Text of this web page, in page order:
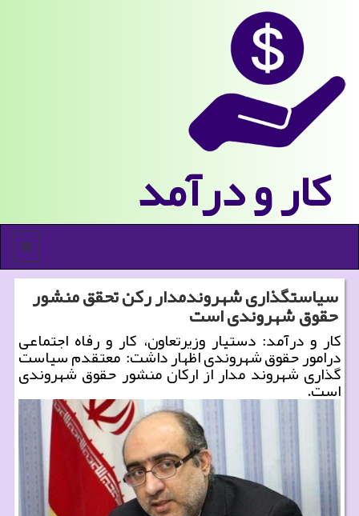
كار و درآمد
منو
سیاستگذاری شهروندمدار ركن تحقق منشور
حقوق شهروندی است
كار و درآمد: دستیار وزیرتعاون، كار و رفاه اجتماعی
درامور حقوق شهروندی اظهار داشت: معتقدم سیاست
گذاری شهروند مدار از اركان منشور حقوق شهروندی
است.